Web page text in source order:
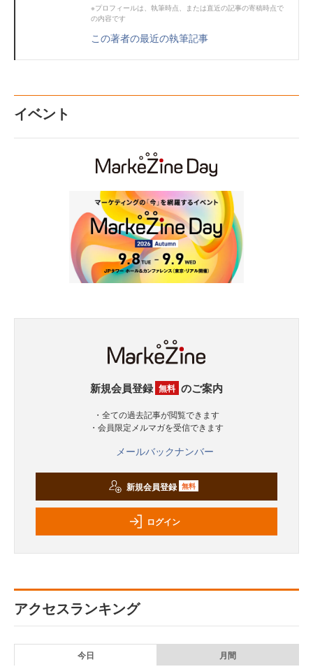
※プロフィールは、執筆時点、または直近の記事の寄稿時点で
の内容です
この著者の最近の執筆記事
イベント
新規会員登録 無料 のご案内
・全ての過去記事が閲覧できます
・会員限定メルマガを受信できます
メールバックナンバー
新規会員登録 無料
ログイン
アクセスランキング
今日 月間